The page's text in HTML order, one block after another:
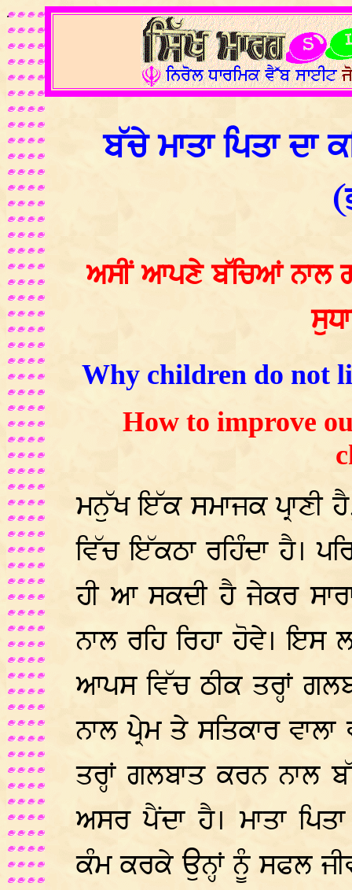
.
ਬੱਚੇ ਮਾਤਾ ਪਿਤਾ ਦਾ
ਅਸੀਂ ਆਪਣੇ ਬੱਚਿਆਂ ਨਾਲ
Why children do not
How to improve
ਮਨੁੱਖ ਇੱਕ ਸਮਾਜਕ ਪ੍ਰਾਣੀ
ਵਿੱਚ ਇੱਕਠਾ ਰਹਿੰਦਾ ਹੈ।
ਹੀ ਆ ਸਕਦੀ ਹੈ ਜੇਕਰ
ਨਾਲ ਰਹਿ ਰਿਹਾ ਹੋਵੇ। ਇਸ
ਆਪਸ ਵਿੱਚ ਠੀਕ ਤਰ੍ਹਾਂ
ਨਾਲ ਪ੍ਰੇਮ ਤੇ ਸਤਿਕਾਰ
ਤਰ੍ਹਾਂ ਗਲਬਾਤ ਕਰਨ
ਅਸਰ ਪੈਂਦਾ ਹੈ। ਮਾਤਾ
ਕੰਮ ਕਰਕੇ ਉਨ੍ਹਾਂ ਨੂੰ ਸਫਲ